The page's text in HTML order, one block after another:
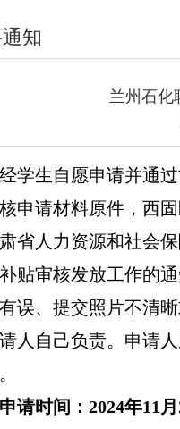
知
兰州石化
经学生自愿申请并通
申请材料原件 ， 西
肃省人力资源和社会
贴审核发放工作的通
误、提交照片不清
人自己负责。申请
申请时间： 2024年11 月